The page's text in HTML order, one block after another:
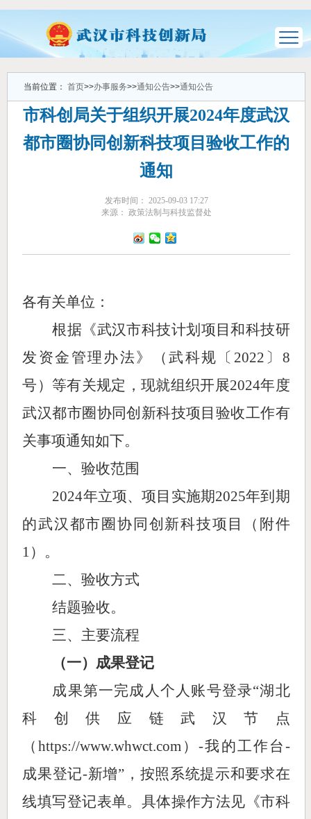
当前位置： 首页>>办事服务>>通知公告>>通知公告
市科创局关于组织开展2024年度武汉
都市圈协同创新科技项目验收工作的
通知
发布时间： 2025-09-03 17:27
来源： 政策法制与科技监督处
各有关单位 ：
根据《武汉市科技计划项目和科技研
发资金管理办法》（武科规〔 2022〕8
号）等有关规定，现就组织开展2024年度
武汉都市圈协同创新科技项目验收工作有
关事项通知如下。
一、验收范围
2024年立项、项目实施期2025年到期
的武汉都市圈协同创新科技项目
（附件
1） 。
二、验收方式
结题验收。
三、 主要流程
（一）成果登记
成果第一完成人个人账号登录“湖北
科创供应链武汉节点
（https://www.whwct.com）-我的工作台-
成果登记-新增”，按照系统提示和要求在
线填写登记表单。具体操作方法见《市科